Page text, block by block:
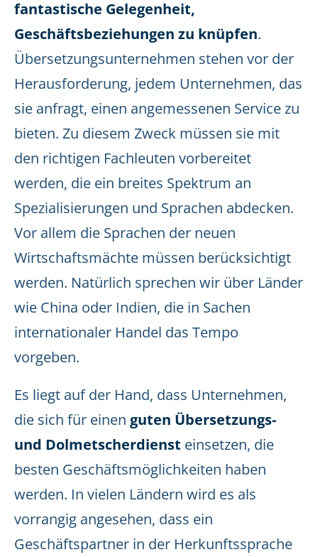
fantastische Gelegenheit,
Geschäftsbeziehungen zu knüpfen.
Übersetzungsunternehmen stehen vor der
Herausforderung, jedem Unternehmen, das
sie anfragt, einen angemessenen Service zu
bieten. Zu diesem Zweck müssen sie mit
den richtigen Fachleuten vorbereitet
werden, die ein breites Spektrum an
Spezialisierungen und Sprachen abdecken.
Vor allem die Sprachen der neuen
Wirtschaftsmächte müssen berücksichtigt
werden. Natürlich sprechen wir über Länder
wie China oder Indien, die in Sachen
internationaler Handel das Tempo
vorgeben.
Es liegt auf der Hand, dass Unternehmen,
die sich für einen guten Übersetzungs-
und Dolmetscherdienst einsetzen, die
besten Geschäftsmöglichkeiten haben
werden. In vielen Ländern wird es als
vorrangig angesehen, dass ein
Geschäftspartner in der Herkunftssprache